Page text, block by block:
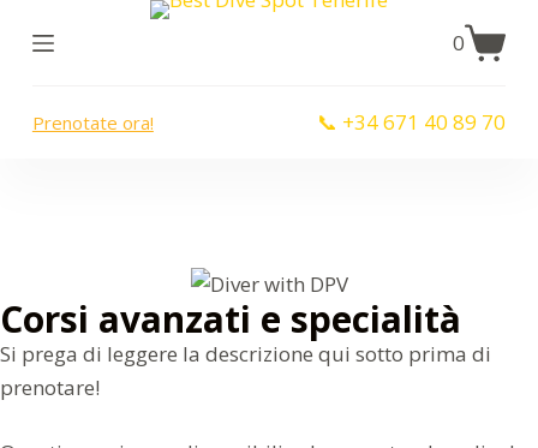
S
n
t
e
0
Prenotate ora! 📞 +34 671 40 89 70
Corsi avanzati e specialità
Si prega di leggere la descrizione qui sotto prima di
prenotare!